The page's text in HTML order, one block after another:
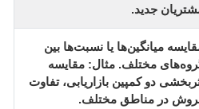
جدید.
میانگین‌ها یا نسبت‌ها بین
مختلف. مثال: مقایسه
دو کمپین بازاریابی، تفاوت
در مناطق مختلف.